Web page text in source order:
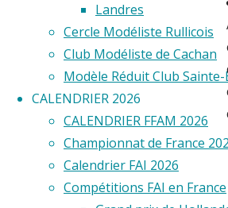
Landres
Cercle Modéliste Rullicois
Club Modéliste de Cachan
Modèle Réduit Club Sainte-
CALENDRIER 2026
CALENDRIER FFAM 2026
Championnat de France
Calendrier FAI 2026
Compétitions FAI en France